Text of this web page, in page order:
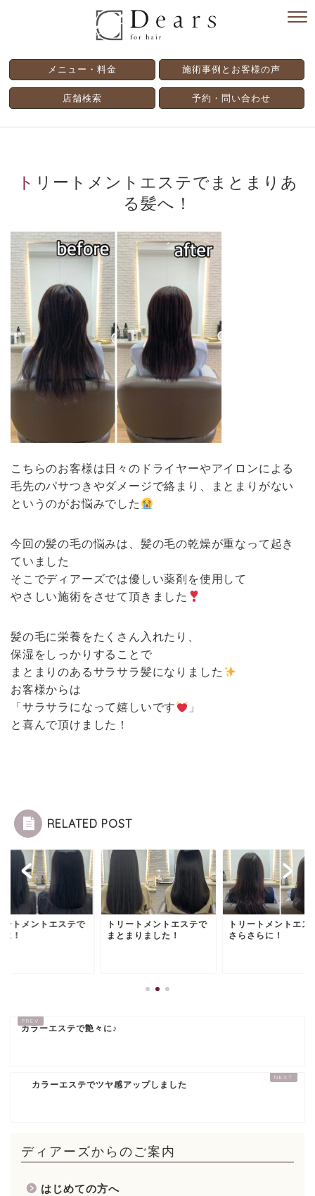
メニュー・料金 施術事例とお客様の声
店舗検索 予約・問い合わせ
トリートメントエステでまとまりあ
る髪へ！
こちらのお客様は日々のドライヤーやアイロンによる
毛先のパサつきやダメージで絡まり、まとまりがない
というのがお悩みでした
今回の髪の毛の悩みは、髪の毛の乾燥が重なって起き
ていました
そこでディアーズでは優しい薬剤を使用して
やさしい施術をさせて頂きました
髪の毛に栄養をたくさん入れたり、
保湿をしっかりすることで
まとまりのあるサラサラ髪になりました
お客様からは
「サラサラになって嬉しいです
」
と喜んで頂けました！
RELATED POST
ートメントエステで
！
トリートメントエステで
まとまりました！
トリートメントエス
さらさらに！
カラーエステで艶々に♪
カラーエステでツヤ感アップしました
ディアーズからのご案内
はじめての方へ